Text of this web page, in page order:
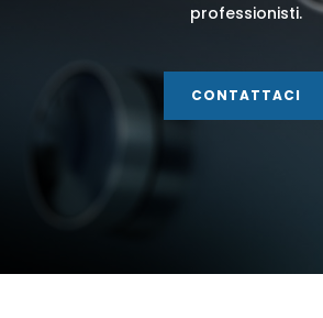
professionisti.
CONTATTACI